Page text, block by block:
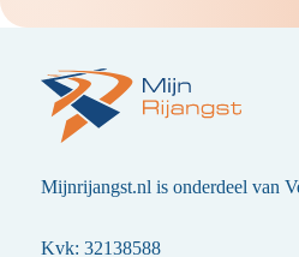
Mijnrijangst.nl is onderdeel van
Kvk: 32138588